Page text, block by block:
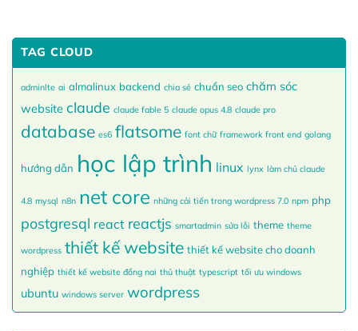
TAG CLOUD
adminlte ai almalinux backend chia sẻ chuẩn seo chăm sóc
website claude claude fable 5 claude opus 4.8 claude pro
database es6 flatsome font chữ framework front end golang
hướng dẫn học lập trình linux lynx làm chủ claude
4.8 mysql n8n net core những cải tiến trong wordpress 7.0 npm php
postgresql react reactjs smartadmin sửa lỗi theme theme
wordpress thiết kế website thiết kế website cho doanh
nghiệp thiết kế website đồng nai thủ thuật typescript tối ưu windows
ubuntu windows server wordpress